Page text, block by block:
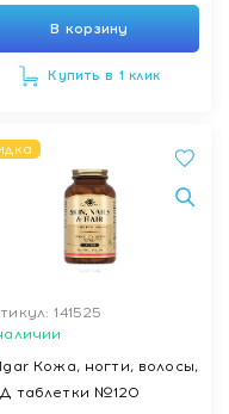
В корзину
Купить в 1 клик
141525
Кожа, ногти, волосы,
таблетки №120